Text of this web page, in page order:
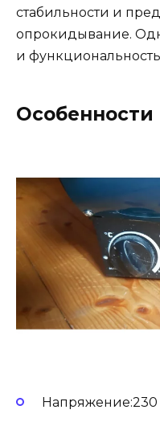
стабильности и
опрокидывание.
и
Особенности
Напряжение:230